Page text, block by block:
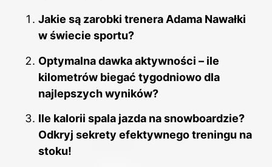
Jakie są zarobki trenera Adama Nawałki
w świecie sportu?
Optymalna dawka aktywności – ile
kilometrów biegać tygodniowo dla
najlepszych wyników?
Ile kalorii spala jazda na snowboardzie?
Odkryj sekrety efektywnego treningu na
stoku!